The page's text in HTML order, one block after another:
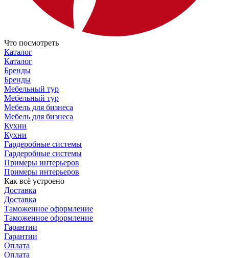
Что посмотреть
Каталог
Каталог
Бренды
Бренды
Мебельный тур
Мебельный тур
Мебель для бизнеса
Мебель для бизнеса
Кухни
Кухни
Гардеробные системы
Гардеробные системы
Примеры интерьеров
Примеры интерьеров
Как всё устроено
Доставка
Доставка
Таможенное оформление
Таможенное оформление
Гарантии
Гарантии
Оплата
Оплата